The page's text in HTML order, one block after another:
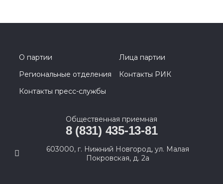
О партии
Лица партии
Региональные отделения
Контакты РИК
Контакты пресс-службы
Общественная приемная
8 (831) 435-13-81
603000, г. Нижний Новгород, ул. Малая
Покровская, д. 2а